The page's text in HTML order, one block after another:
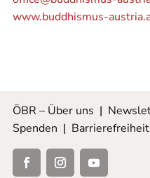
www.buddhismus-
ÖBR – Über uns |
Spenden | Barrierefreiheit